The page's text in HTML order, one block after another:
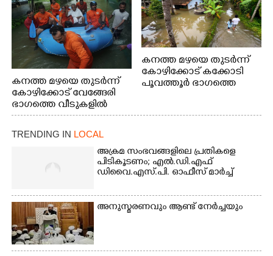
കനത്ത മഴയെ തുടർന്ന്
കോഴിക്കോട് വേങ്ങേരി
ഭാഗത്തെ വീടുകളിൽ
വെള്ളം
കയറിയപ്പോൾ ആളുകളെ
സുരക്ഷിത സ്ഥാനത്തേക്ക്
മാറ്റുന്ന സുരക്ഷാസേനാം
കനത്ത മഴയെ തുടർന്ന്
കോഴിക്കോട് കക്കോടി
പൂവത്തൂർ ഭാഗത്തെ
TRENDING IN LOCAL
അക്രമ സംഭവങ്ങളിലെ പ്രതികളെ
പിടികൂടണം; എൽ.ഡി.എഫ്
ഡിവൈ.എസ്.പി. ഓഫീസ് മാർച്ച്
അനുസ്മരണവും ആണ്ട് നേർച്ചയും